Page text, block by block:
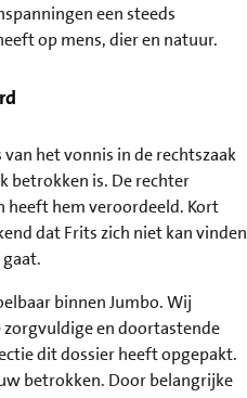
een steeds
op mens, dier en natuur.
het vonnis in de rechtszaak
betrokken is. De rechter
heeft hem veroordeeld. Kort
dat Frits zich niet kan vinden
binnen Jumbo. Wij
en doortastende
dit dossier heeft opgepakt.
betrokken. Door belangrijke